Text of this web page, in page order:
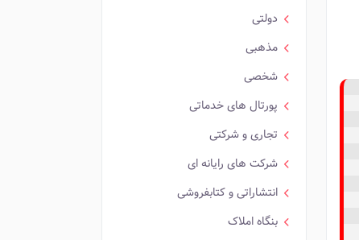
دولتی
مذهبی
شخصی
پورتال های خدماتی
تجاری و شرکتی
شرکت های رایانه ای
انتشاراتی و کتابفروشی
بنگاه املاک